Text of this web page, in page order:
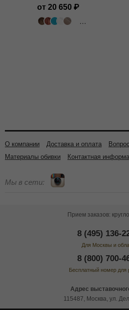
от 20 650
502 цвета
О компании Доставка и оплата
Материалы обивки
Контактная
Мы в сети:
Прием заказов:
8 (495) 136-
Для Москвы и
8 (800) 700-
Бесплатный номер для
Адрес
115487, Москва, ул.